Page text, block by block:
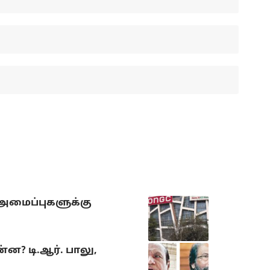
டி.ஆர். பாலு,